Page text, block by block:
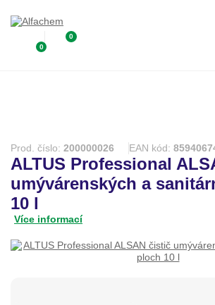
0
0
Prod. číslo: 200000026 EAN kód:
ALTUS Professional
umývárenských a
10 l
Více informací